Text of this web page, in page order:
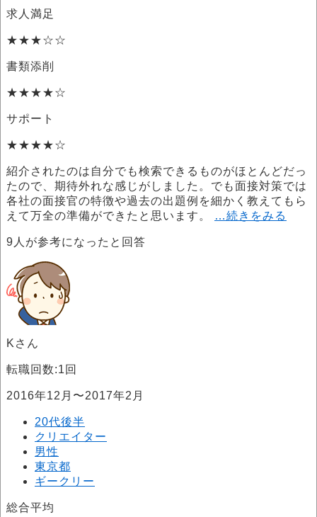
求人満足
★★★☆☆
書類添削
★★★★☆
サポート
★★★★☆
紹介されたのは自分でも検索できるものがほとんどだっ
たので、期待外れな感じがしました。でも面接対策では
各社の面接官の特徴や過去の出題例を細かく教えてもら
えて万全の準備ができたと思います。
…続きをみる
9 人が参考になったと回答
Kさん
転職回数:1回
2016年12月〜2017年2月
20代後半
クリエイター
男性
東京都
ギークリー
総合平均